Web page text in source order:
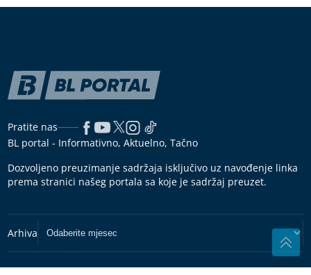
Pratite nas
BL portal - Informativno, Aktuelno, Tačno
Dozvoljeno preuzimanje sadržaja isključivo uz navođenje linka
prema stranici našeg portala sa koje je sadržaj preuzet.